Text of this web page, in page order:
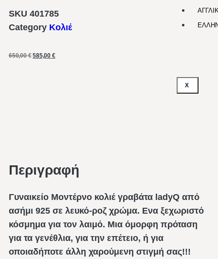
X
SKU 401785
Category Κολιέ
650,00€ 585,00 €
Περιγραφή
Γυναικείο Μοντέρνο κολιέ γραβάτα ladyQ από
ασήμι 925 σε λευκό-ροζ χρώμα. Ενα ξεχωριστό
κόσμημα για τον λαιμό. Μια όμορφη πρόταση
για τα γενέθλια, για την επέτειο, ή για
οποιαδήποτε άλλη χαρούμενη στιγμή σας!!!